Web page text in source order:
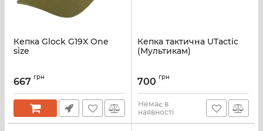
Кепка Glock G19X One
size
667 грн
Кепка тактична UTactic
(Мультикам)
700 грн
Немає в
наявності